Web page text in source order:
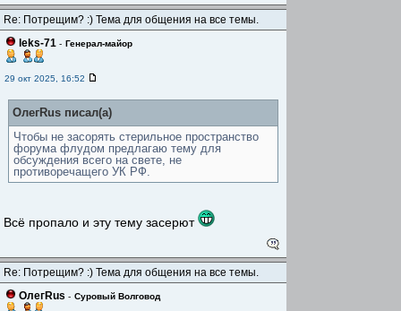
Re: Потрещим? :) Тема для общения на все темы.
leks-71 - Генерал-майор
29 окт 2025, 16:52
ОлегRus писал(а)
Чтобы не засорять стерильное пространство
форума флудом предлагаю тему для
обсуждения всего на свете, не
противоречащего УК РФ.
Всё пропало и эту тему засерют
Re: Потрещим? :) Тема для общения на все темы.
ОлегRus - Суровый Волговод